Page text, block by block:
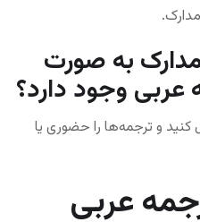
مدارک به صورت
عربی وجود دارد؟
کنید و ترجمه‌ها را حضوری یا
عربی